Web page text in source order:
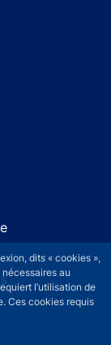
dits « cookies »,
au
l’utilisation de
Ces cookies requis